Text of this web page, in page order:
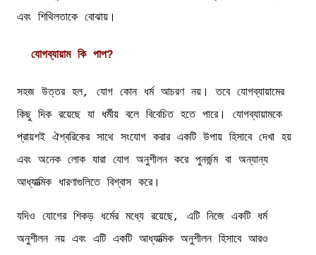
এবং শিথিলতাকে বোঝায়।
যোগব্যায়াম কি পাপ?
সহজ উত্তর হল, যোগ কোন ধর্ম আচরণ নয়। তবে যোগব্যায়ামের
কিছু দিক রয়েছে যা ধর্মীয় বলে বিবেচিত হতে পারে। যোগব্যায়ামকে
প্রায়শই ঐশ্বরিকের সাথে সংযোগ করার একটি উপায় হিসাবে দেখা হয়
এবং অনেক লোক যারা যোগ অনুশীলন করে পুনর্জন্ম বা অন্যান্য
আধ্যাত্মিক ধারণাগুলিতে বিশ্বাস করে।
যদিও যোগের শিকড় ধর্মের মধ্যে রয়েছে, এটি নিজে একটি ধর্ম
অনুশীলন নয় এবং এটি একটি আধ্যাত্মিক অনুশীলন হিসাবে আরও